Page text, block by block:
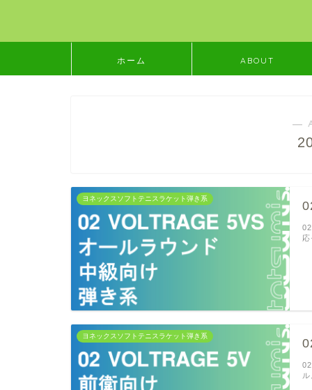
ホーム ABOUT
―
ヨネックスソフトテニスラケット弾き系
ヨネックスソフトテニスラケット弾き系